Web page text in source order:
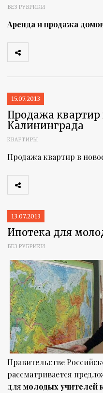
БЕЗ РУБРИКИ
Аренда и продажа
15.07.2013
Продажа квартир
Калининграда
КВАРТИРЫ
Продажа квартир в
13.07.2013
Ипотека для
БЕЗ РУБРИКИ
Правительстве
рассматривается
для молодых учителей